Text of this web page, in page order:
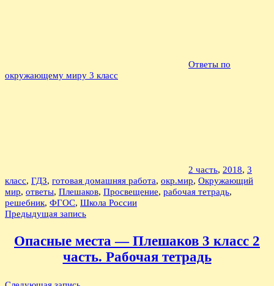
Ответы по
окружающему миру 3 класс
2 часть, 2018, 3
класс, ГДЗ, готовая домашняя работа, окр.мир, Окружающий
мир, ответы, Плешаков, Просвещение, рабочая тетрадь,
решебник, ФГОС, Школа России
Навигация
записям
Предыдущая запись
Опасные места — Плешаков 3 класс 2
часть. Рабочая тетрадь